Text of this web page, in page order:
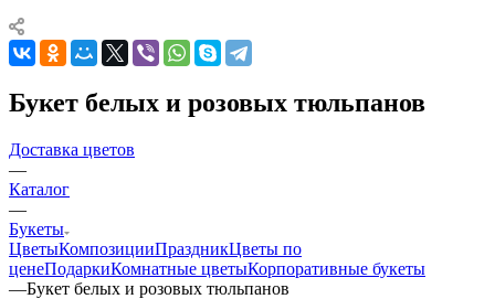
Букет белых и розовых тюльпанов
Доставка цветов
—
Каталог
—
Букеты
ЦветыКомпозицииПраздникЦветы по
ценеПодаркиКомнатные цветыКорпоративные букеты
—Букет белых и розовых тюльпанов